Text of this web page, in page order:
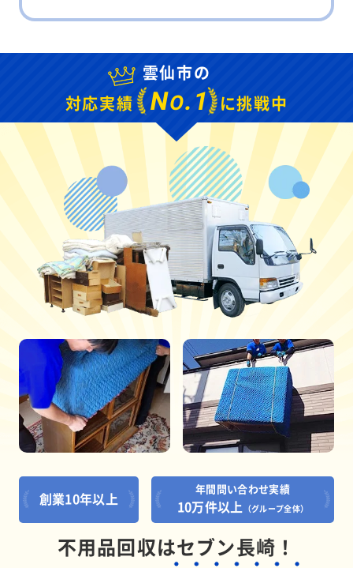
雲仙市の
対応実績
NO.1 に挑戦中
創業10年以上
年間問い合わせ実績
10万件以上 （グループ全体）
不用品回収はセブン長崎！